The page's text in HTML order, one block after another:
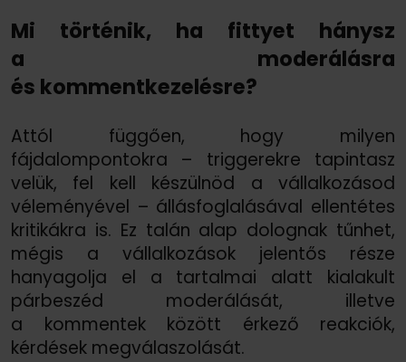
Mi történik, ha fittyet hánysz
a moderálásra
és kommentkezelésre?
Attól függően, hogy milyen
fájdalompontokra – triggerekre tapintasz
velük, fel kell készülnöd a vállalkozásod
véleményével – állásfoglalásával ellentétes
kritikákra is. Ez talán alap dolognak tűnhet,
mégis a vállalkozások jelentős része
hanyagolja el a tartalmai alatt kialakult
párbeszéd moderálását, illetve
a kommentek között érkező reakciók,
kérdések megválaszolását.